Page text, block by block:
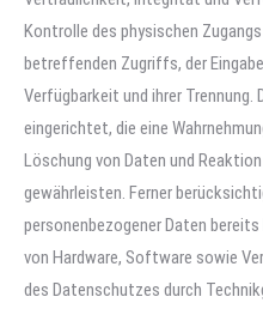
Kontrolle des physischen
betreffenden Zugriffs, der
Verfügbarkeit und ihrer Trennung.
eingerichtet, die eine
Löschung von Daten und
gewährleisten. Ferner
personenbezogener Daten
von Hardware, Software sowie
des Datenschutzes durch